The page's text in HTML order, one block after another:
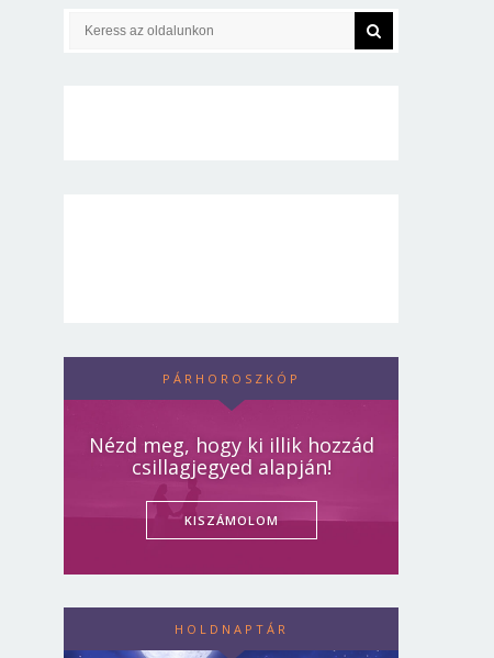
PÁRHOROSZKÓP
Nézd meg, hogy ki illik hozzád
csillagjegyed alapján!
KISZÁMOLOM
HOLDNAPTÁR